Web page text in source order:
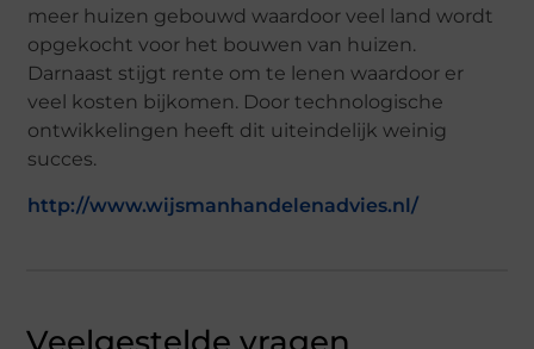
meer huizen gebouwd waardoor veel land wordt
opgekocht voor het bouwen van huizen.
Darnaast stijgt rente om te lenen waardoor er
veel kosten bijkomen. Door technologische
ontwikkelingen heeft dit uiteindelijk weinig
succes.
http://www.wijsmanhandelenadvies.nl/